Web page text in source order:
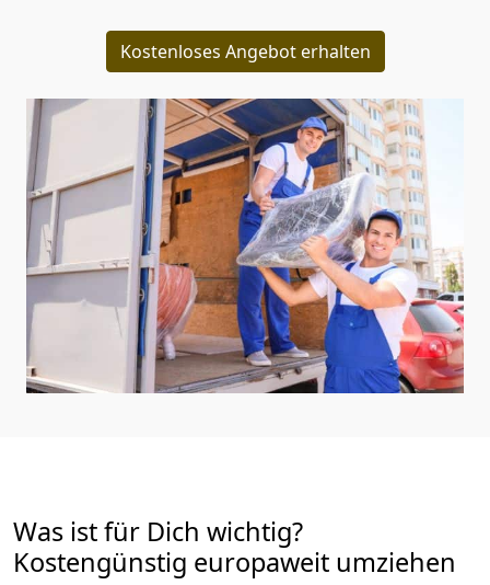
Kostenloses Angebot erhalten
Was ist für Dich wichtig?
Kostengünstig europaweit umziehen